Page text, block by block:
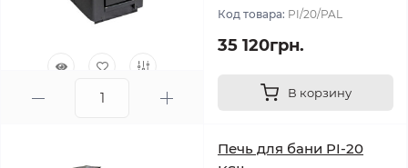
Код товара: PI/20/PAL
35 120грн.
В корзину
Печь для бани PI-20